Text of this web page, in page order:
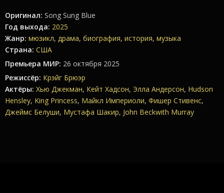
Оригинал: Song Sung Blue
Год выхода: 2025
Жанр: мюзикл, драма, биография, история, музыка
Страна: США
Премьера МИР: 26 октября 2025
Режиссёр: Крэйг Брюэр
Актёры: Хью Джекман, Кейт Хадсон, Элла Андерсон, Hudson
Hensley, King Princess, Майкл Империоли, Фишер Стивенс,
Джеймс Белуши, Мустафа Шакир, John Beckwith Murray